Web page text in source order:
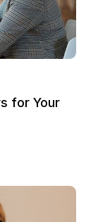
for Your